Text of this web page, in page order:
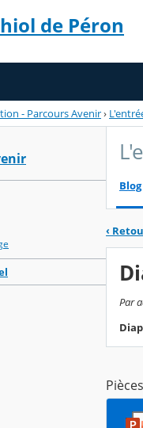
de Péron
- Parcours Avenir›
Blog
‹
Par